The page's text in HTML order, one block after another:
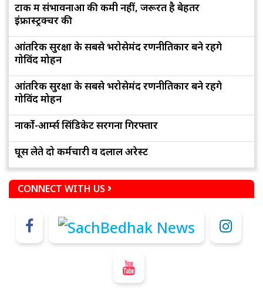
टोंक में संभावनाओं की कमी नहीं, जरूरत है बेहतर
इंफ्रास्ट्रक्चर की
आंतरिक सुरक्षा के सबसे भरोसेमंद रणनीतिकार बने रहेंगे
गोविंद मोहन
आंतरिक सुरक्षा के सबसे भरोसेमंद रणनीतिकार बने रहेंगे
गोविंद मोहन
नार्को-आर्म्स सिंडिकेट सरगना गिरफ्तार
घूस लेते दो कर्मचारी व दलाल अरेस्ट
CONNECT WITH US